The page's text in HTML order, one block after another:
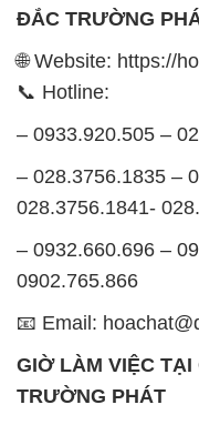
ĐẮC TRƯỜNG
🌐 Website: https://
📞 Hotline:
– 0933.920.505 –
– 028.3756.1835 –
028.3756.1841-
– 0932.660.696 –
0902.765.866
📧 Email:
GIỜ LÀM VIỆC
TRƯỜNG PHÁT